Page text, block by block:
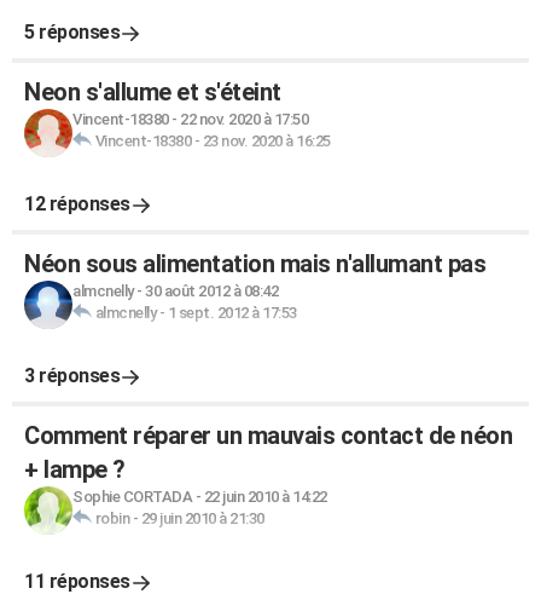
5 réponses
Neon s'allume et s'éteint
Vincent-18380- 22 nov. 2020 à 17:50
Vincent-18380- 23 nov. 2020 à 16:25
12 réponses
Néon sous alimentation mais n'allumant pas
almcnelly- 30 août 2012 à 08:42
almcnelly- 1 sept. 2012 à 17:53
3 réponses
Comment réparer un mauvais contact de néon
+ lampe ?
Sophie CORTADA- 22 juin 2010 à 14:22
robin- 29 juin 2010 à 21:30
11 réponses